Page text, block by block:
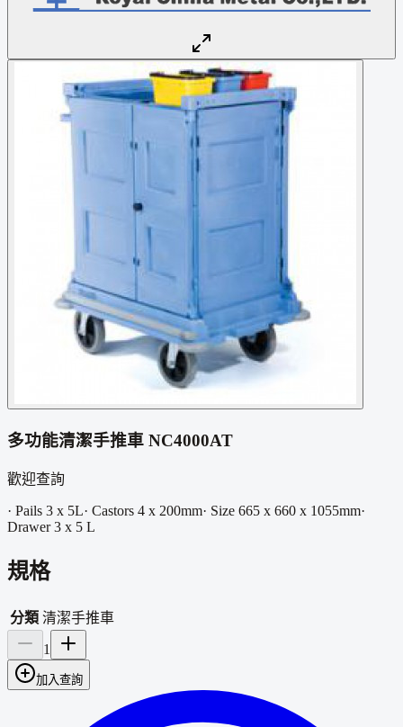
多功能清潔手推車 NC4000AT
歡迎查詢
· Pails 3 x 5L· Castors 4 x 200mm· Size 665 x 660 x 1055mm·
Drawer 3 x 5 L
規格
分類 清潔手推車
1
加入查詢